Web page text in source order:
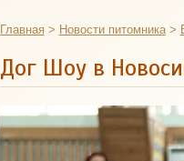
Главная> Новости питомника>
Дог Шоу в